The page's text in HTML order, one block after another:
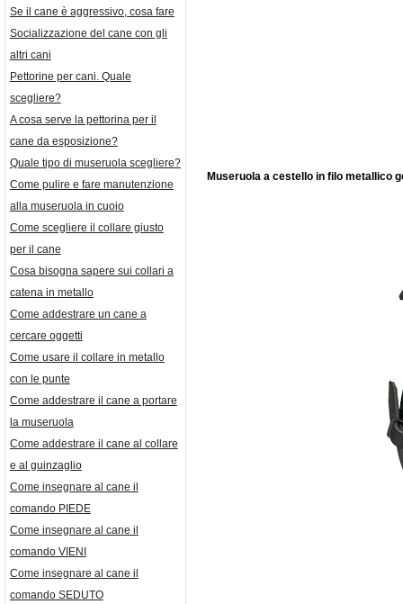
Se il cane è aggressivo, cosa fare
Socializzazione del cane con gli
altri cani
Pettorine per cani. Quale
scegliere?
A cosa serve la pettorina per il
cane da esposizione?
Quale tipo di museruola scegliere?
Come pulire e fare manutenzione
alla museruola in cuoio
Come scegliere il collare giusto
per il cane
Cosa bisogna sapere sui collari a
catena in metallo
Come addestrare un cane a
cercare oggetti
Come usare il collare in metallo
con le punte
Come addestrare il cane a portare
la museruola
Come addestrare il cane al collare
e al guinzaglio
Come insegnare al cane il
comando PIEDE
Come insegnare al cane il
comando VIENI
Come insegnare al cane il
comando SEDUTO
Museruola a cestello in filo metallico